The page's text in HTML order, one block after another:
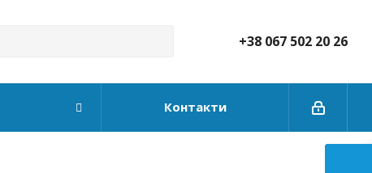
+38 067 502 20 26
Контакти